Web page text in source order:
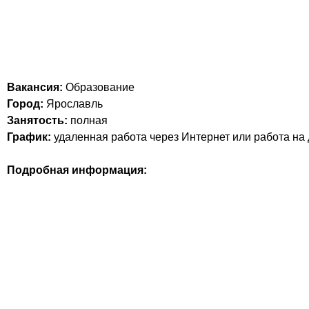
Вакансия: Образование
Город: Ярославль
Занятость: полная
График: удаленная работа через Интернет или работа на
Подробная информация: